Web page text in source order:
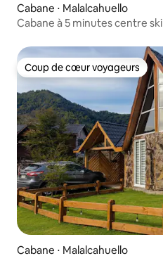
Cabane ⋅ Malalcahuello
Cabane à 5 minutes centre ski
Coup de cœur voyageurs
Coup de cœur voyageurs
Cabane ⋅ Malalcahuello